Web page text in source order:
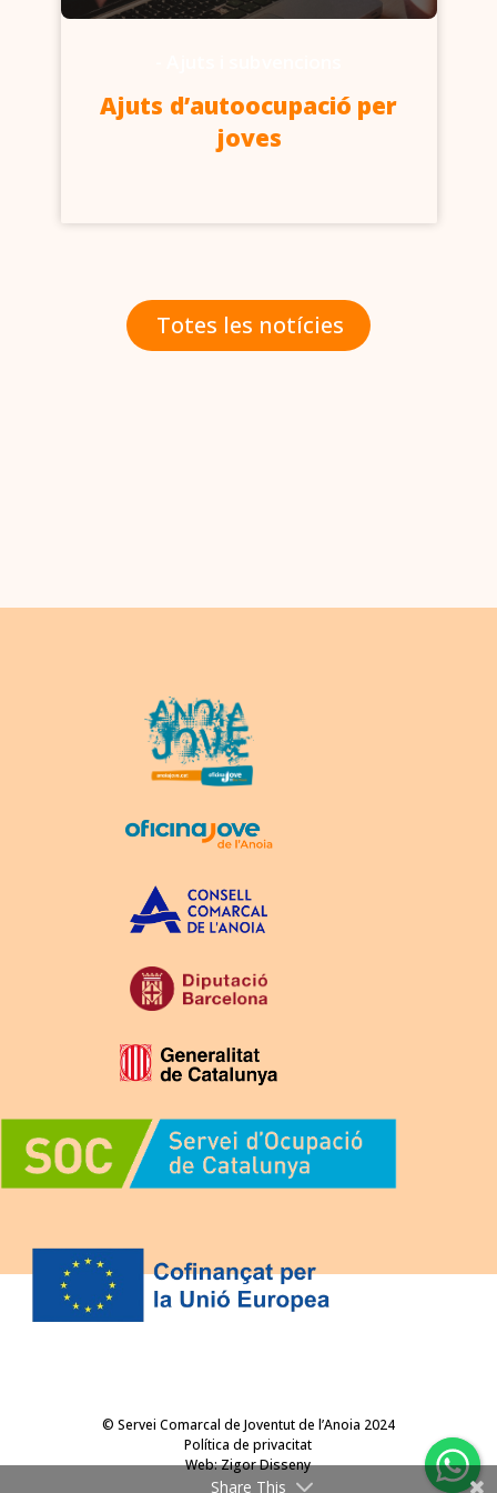
Ajuts d’autoocupació per
joves
Totes les notícies
© Servei Comarcal de Joventut de l’Anoia 2024
Política de privacitat
Web:Zigor Disseny
Share This